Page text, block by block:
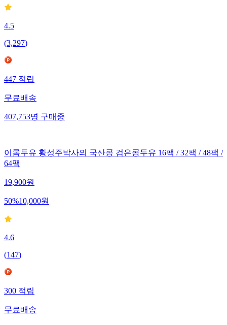
4.5
(3,297)
447적립
무료배송
407,753명구매중
이롬두유 황성주박사의 국산콩 검은콩두유 16팩 / 32팩 / 48팩 /
64팩
19,900원
50%10,000원
4.6
(147)
300적립
무료배송